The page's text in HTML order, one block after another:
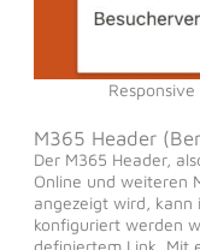
M365 Header
Der M365 Header,
Online und weiteren
angezeigt wird, kann
konfiguriert werden